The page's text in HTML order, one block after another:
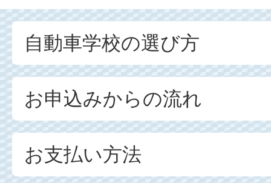
自動車学校の選び方
お申込みからの流れ
お支払い方法